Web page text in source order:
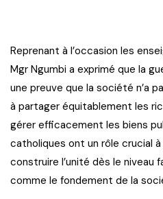
Reprenant à l’occasion les
Mgr Ngumbi a exprimé que la
une preuve que la société n’a
à partager équitablement les
gérer efficacement les biens
catholiques ont un rôle crucial
construire l’unité dès le niveau
comme le fondement de la